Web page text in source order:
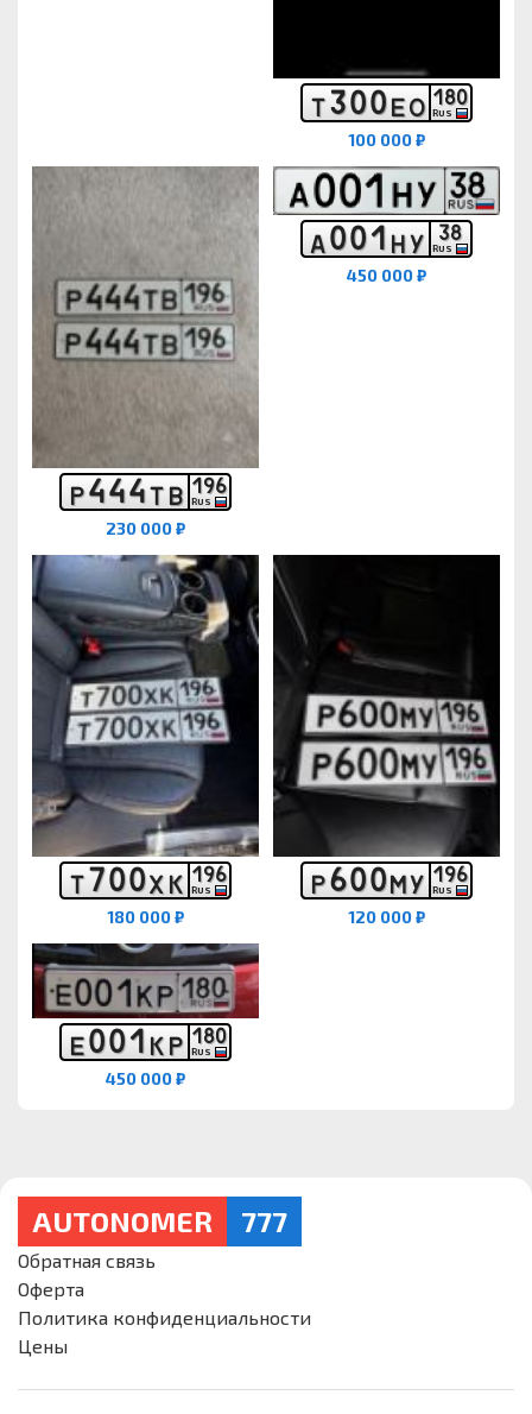
Т300ЕО 180
RUS
100 000 ₽
Р444ТВ 196
RUS
230 000 ₽
А001НУ 38
RUS
450 000 ₽
Т700ХК 196
RUS
180 000 ₽
Р600МУ 196
RUS
120 000 ₽
Е001КР 180
RUS
450 000 ₽
AUTONOMER 777
Обратная связь
Оферта
Политика конфиденциальности
Цены